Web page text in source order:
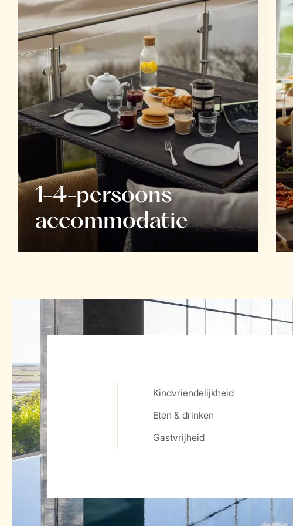
1-4-persoons
accommodatie
Service Rating from our guests
Kindvriendelijkheid
Eten & drinken
Gastvrijheid